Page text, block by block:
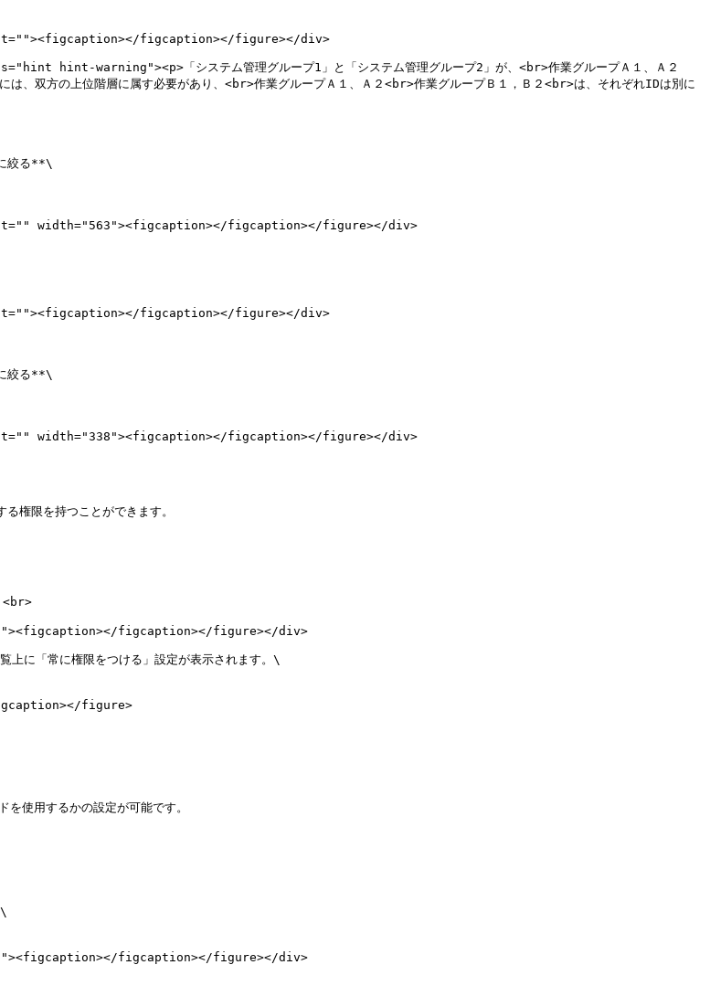
、双方の上位階層に属す必要があり、<br>作業グループＡ１、Ａ２<br>作業グループＢ１，Ｂ２<br>は、それぞれIDは別に
権限を持つことができます。
<br>
figcaption></figure></div>
上に「常に権限をつける」設定が表示されます。\
figure>
使用するかの設定が可能です。
\
figcaption></figure></div>